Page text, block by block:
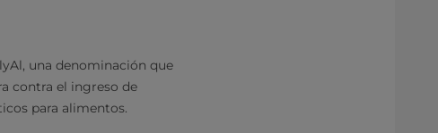
una denominación que
contra el ingreso de
para alimentos.